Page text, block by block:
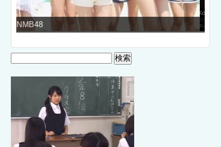
RioのごきげんYO！
索: